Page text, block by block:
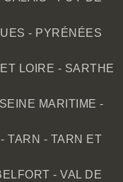
- PYRÉNÉES
LOIRE - SARTHE
SEINE MARITIME -
- TARN - TARN ET
- VAL DE